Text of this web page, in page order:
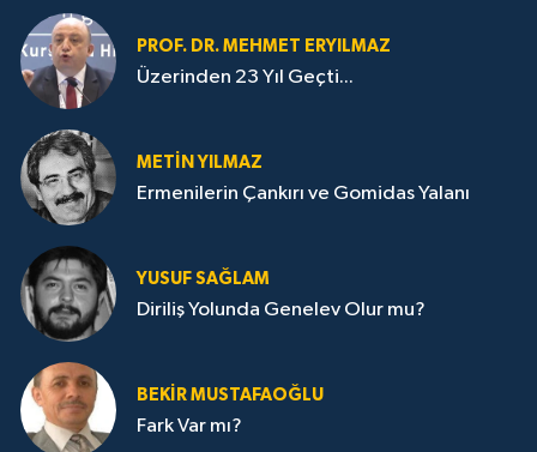
PROF. DR. MEHMET ERYILMAZ
Üzerinden 23 Yıl Geçti...
METIN YILMAZ
Ermenilerin Çankırı ve Gomidas Yalanı
YUSUF SAĞLAM
Diriliş Yolunda Genelev Olur mu?
BEKIR MUSTAFAOĞLU
Fark Var mı?